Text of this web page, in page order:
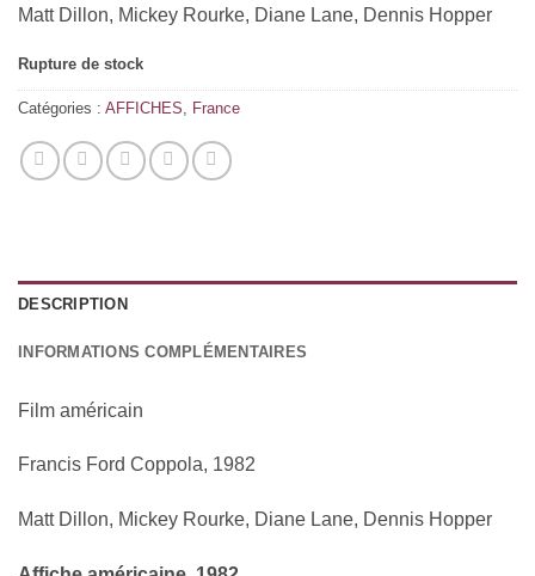
Matt Dillon, Mickey Rourke, Diane Lane, Dennis Hopper
Rupture de stock
Catégories : AFFICHES France
DESCRIPTION
INFORMATIONS COMPLÉMENTAIRES
Film américain
Francis Ford Coppola, 1982
Matt Dillon, Mickey Rourke, Diane Lane, Dennis Hopper